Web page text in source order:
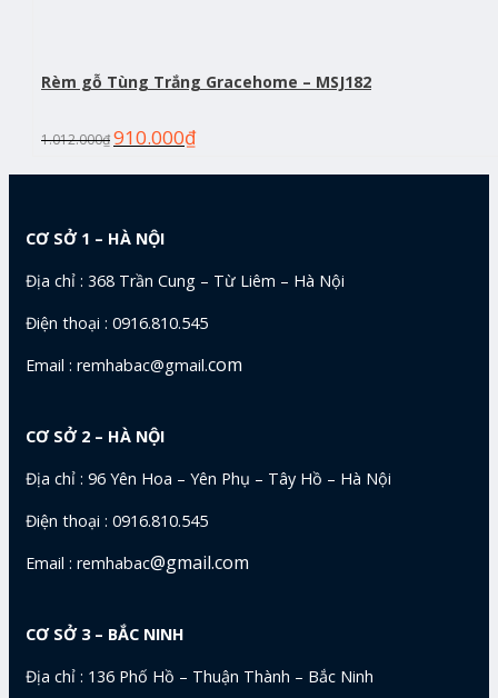
Rèm gỗ Tùng Trắng Gracehome – MSJ182
1.012.000₫910.000₫
CƠ SỞ 1 – HÀ NỘI
Địa chỉ : 368 Trần Cung – Từ Liêm – Hà Nội
Điện thoại : 0916.810.545
Email : remhabac@gmail.com
CƠ SỞ 2 – HÀ NỘI
Địa chỉ : 96 Yên Hoa – Yên Phụ – Tây Hồ – Hà Nội
Điện thoại : 0916.810.545
Email : remhabac@gmail.com
CƠ SỞ 3 – BẮC NINH
Địa chỉ : 136 Phố Hồ – Thuận Thành – Bắc Ninh